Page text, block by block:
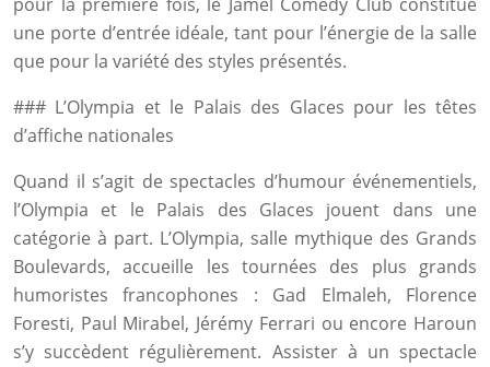
une porte d’entrée idéale, tant pour l’énergie de la salle
que pour la variété des styles présentés.
### L’Olympia et le Palais des Glaces pour les têtes
d’affiche nationales
Quand il s’agit de spectacles d’humour événementiels,
l’Olympia et le Palais des Glaces jouent dans une
catégorie à part. L’Olympia, salle mythique des Grands
Boulevards, accueille les tournées des plus grands
humoristes francophones : Gad Elmaleh, Florence
Foresti, Paul Mirabel, Jérémy Ferrari ou encore Haroun
s’y succèdent régulièrement. Assister à un spectacle